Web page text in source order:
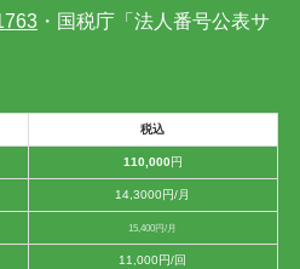
・国税庁「法人番号公表サ
税込
110,000円
14,3000円/月
15,400円/月
11,000円/回